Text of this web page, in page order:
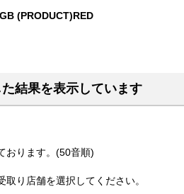
(PRODUCT)RED
結果を表示しています
おります。(50音順)
り店舗を選択してください。